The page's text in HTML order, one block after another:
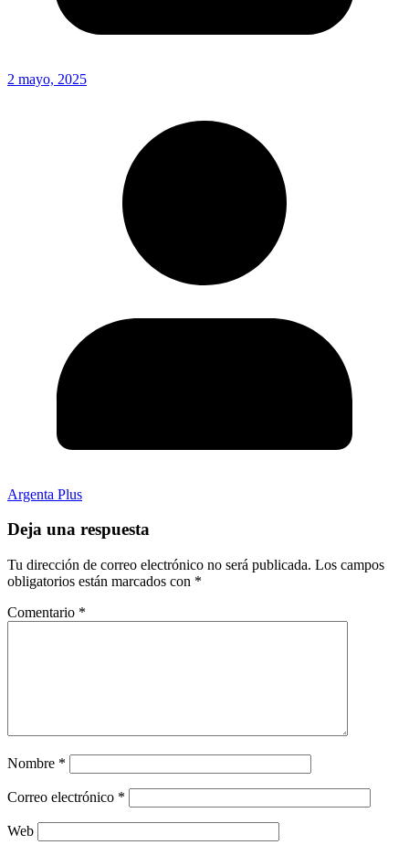
2 mayo, 2025
Argenta Plus
Deja una respuesta
Tu dirección de correo electrónico no será publicada. Los campos
obligatorios están marcados con *
Comentario *
Nombre *
Correo electrónico *
Web